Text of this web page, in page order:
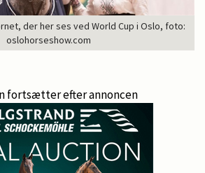
der her ses ved World Cup i Oslo, foto:
oslohorseshow.com
fortsætter efter annoncen